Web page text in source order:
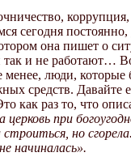
сегодня постоянно,
она пишет о
и не работают…
люди, которые
средств. Давайте
как раз то, что
при
но
начиналась».